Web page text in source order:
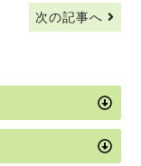
次の記事へ